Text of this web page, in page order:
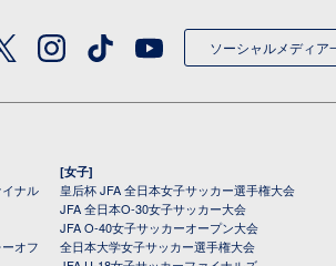
ソーシャルメディア
ナル
オフ
[女子]
皇后杯 JFA 全日本女子サッカー選手権大会
JFA 全日本O-30女子サッカー大会
JFA O-40女子サッカーオープン大会
全日本大学女子サッカー選手権大会